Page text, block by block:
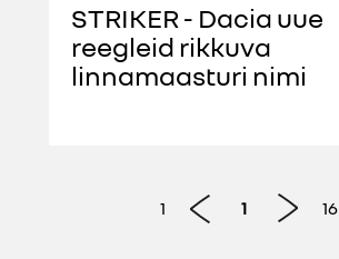
STRIKER - Dacia uue
reegleid rikkuva
linnamaasturi nimi
1 1 16